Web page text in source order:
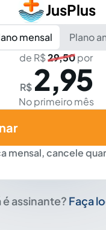
JusPlus
mensal
Plano
de R$29,50por
R$ 2,95
No primeiro mês
mensal, cancele
é assinante? Faça